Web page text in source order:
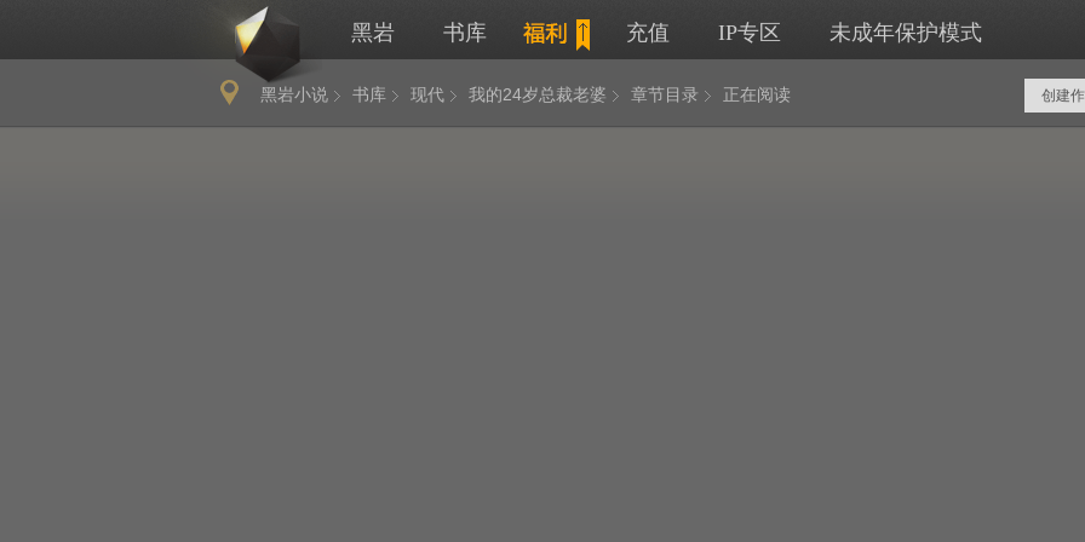
黑岩 书库 充值 IP专区 未成年保护模式
黑岩小说 书库 现代 我的24岁总裁老婆 章节目录 正在阅读 创建